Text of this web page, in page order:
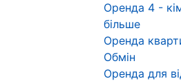
Оренда 4 -
більше
Оренда
Обмін
Оренда для